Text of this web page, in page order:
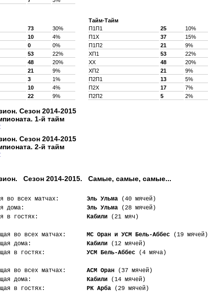
73
30%
10
4%
0
0%
53
22%
48
20%
21
9%
3
1%
10
4%
22 9%
Тайм-Тайм
П1П1
25
10%
П1X
37
15%
П1П2
21
9%
XП1
53
22%
XX
48
20%
XП2
21
9%
П2П1
13
5%
П2X
17
7%
П2П2
5 2%
Сезон 2014-2015
1-й тайм
Сезон 2014-2015
2-й тайм
Сезон 2014-2015. Самые, самые, самые...
во всех матчах: Эль Ульма (40 мячей)
дома: Эль Ульма (28 мячей)
в гостях: Кабили (21 мяч)
во всех матчах: МС Оран и УСМ Бель-Аббес (19 мячей)
дома: Кабили (12 мячей)
в гостях: УСМ Бель-Аббес (4 мяча)
во всех матчах: АСМ Оран (37 мячей)
дома: Кабили (14 мячей)
в гостях: РК Арба (29 мячей)